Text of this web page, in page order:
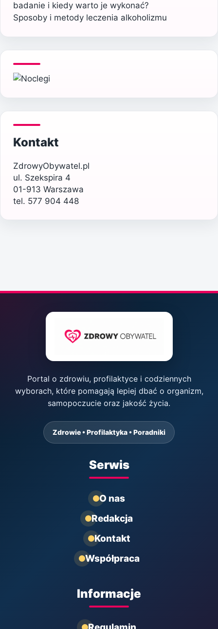
badanie i kiedy warto je wykonać?
Sposoby i metody leczenia alkoholizmu
Kontakt
ZdrowyObywatel.pl
ul. Szekspira 4
01-913 Warszawa
tel. 577 904 448
Portal o zdrowiu, profilaktyce i codziennych
wyborach, które pomagają lepiej dbać o organizm,
samopoczucie oraz jakość życia.
Zdrowie • Profilaktyka • Poradniki
Serwis
O nas
Redakcja
Kontakt
Współpraca
Informacje